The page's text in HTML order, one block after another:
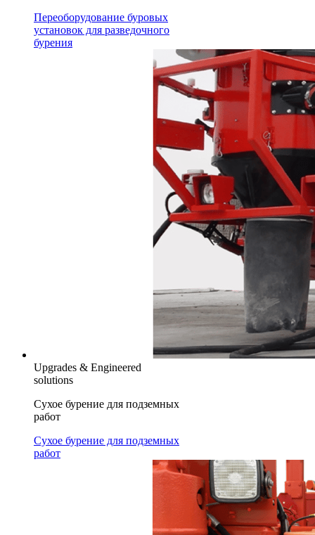
Переоборудование буровых
установок для разведочного
бурения
Upgrades & Engineered
solutions
Сухое бурение для подземных
работ
Сухое бурение для подземных
работ